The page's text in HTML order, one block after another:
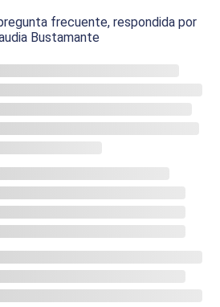
frecuente, respondida por
Bustamante